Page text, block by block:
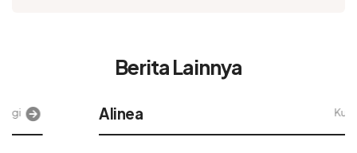
Berita Lainnya
Alinea